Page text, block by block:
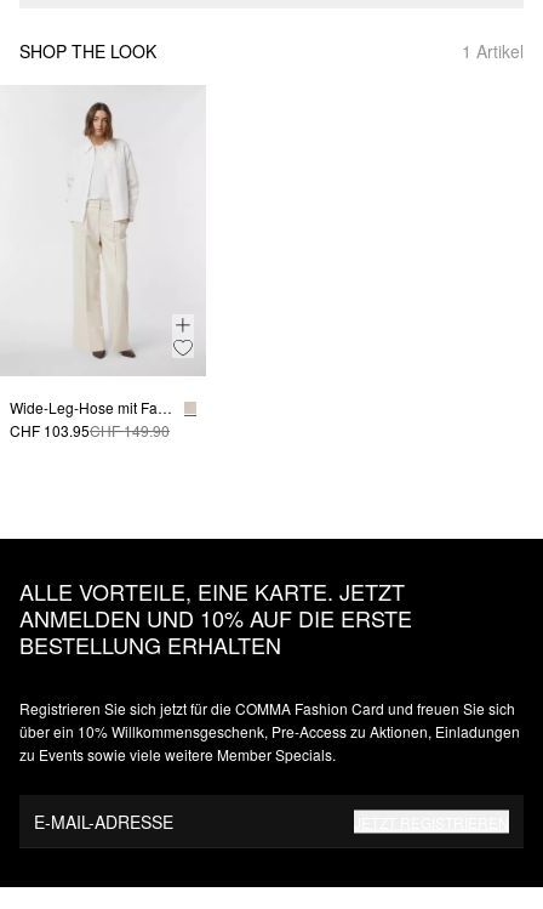
SHOP THE LOOK 1 Artikel
Wide-Leg-Hose mit Falten und doppeltem Bund
CHF 103.95CHF 149.90
ALLE VORTEILE, EINE KARTE. JETZT
ANMELDEN UND 10% AUF DIE ERSTE
BESTELLUNG ERHALTEN
Registrieren Sie sich jetzt für die COMMA Fashion Card und freuen Sie sich
über ein 10% Willkommensgeschenk, Pre-Access zu Aktionen, Einladungen
zu Events sowie viele weitere Member Specials.
E-MAIL-ADRESSE